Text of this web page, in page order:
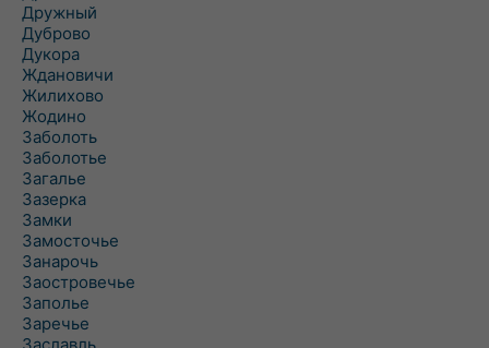
Дружный
Дуброво
Дукора
Ждановичи
Жилихово
Жодино
Заболоть
Заболотье
Загалье
Зазерка
Замки
Замосточье
Занарочь
Заостровечье
Заполье
Заречье